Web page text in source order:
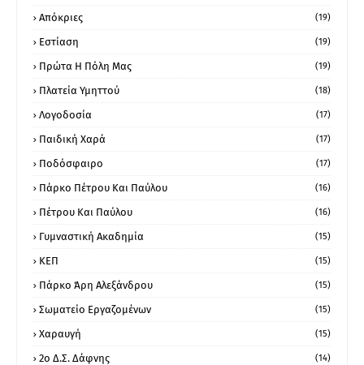
Απόκριες (19)
Εστίαση (19)
Πρώτα Η Πόλη Μας (19)
Πλατεία Υμηττού (18)
Λογοδοσία (17)
Παιδική Χαρά (17)
Ποδόσφαιρο (17)
Πάρκο Πέτρου Και Παύλου (16)
Πέτρου Και Παύλου (16)
Γυμναστική Ακαδημία (15)
ΚΕΠ (15)
Πάρκο Άρη Αλεξάνδρου (15)
Σωματείο Εργαζομένων (15)
Χαραυγή (15)
2ο Δ.Σ. Δάφνης (14)